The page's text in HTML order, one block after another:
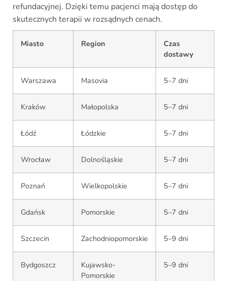
refundacyjnej. Dzięki temu pacjenci mają dostęp do
skutecznych terapii w rozsądnych cenach.
Miasto Region
Czas
dostawy
Warszawa Masovia 5–7 dni
Kraków Małopolska 5–7 dni
Łódź Łódzkie 5–7 dni
Wrocław Dolnośląskie 5–7 dni
Poznań Wielkopolskie 5–7 dni
Gdańsk Pomorskie 5–7 dni
Szczecin Zachodniopomorskie 5–9 dni
Bydgoszcz
Kujawsko-
Pomorskie
5–9 dni